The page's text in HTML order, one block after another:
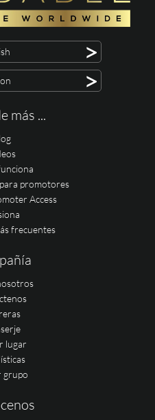
>
>
más ...
promotores
Access
frecuentes
lugar
grupo